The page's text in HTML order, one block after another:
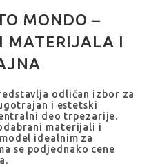
MONDO –
MATERIJALA I
odličan izbor za
i estetski
deo trpezarije.
materijali i
idealnim za
se podjednako cene